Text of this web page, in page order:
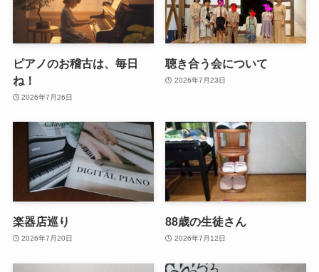
ピアノのお稽古は、毎日
ね！
2026年7月26日
聴き合う会について
2026年7月23日
楽器店巡り
2026年7月20日
88歳の生徒さん
2026年7月12日